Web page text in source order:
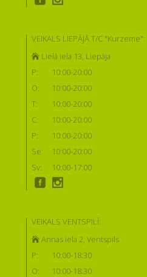
VEIKALS LIEPĀJĀ T/C "Kurzeme":
Lielā iela 13, Liepāja
P:
10:00-20:00
O:
10:00-20:00
T:
10:00-20:00
C:
10:00-20:00
P:
10:00-20:00
Se:
10:00-20:00
Sv:
10:00-17:00
VEIKALS VENTSPILĪ:
Annas iela 2, Ventspils
P:
10:00-18:30
O:
10:00-18:30